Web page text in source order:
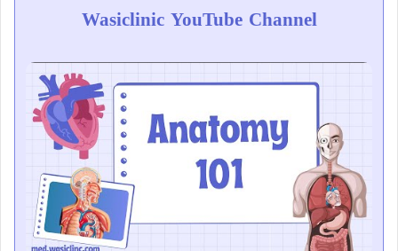
Wasiclinic YouTube Channel